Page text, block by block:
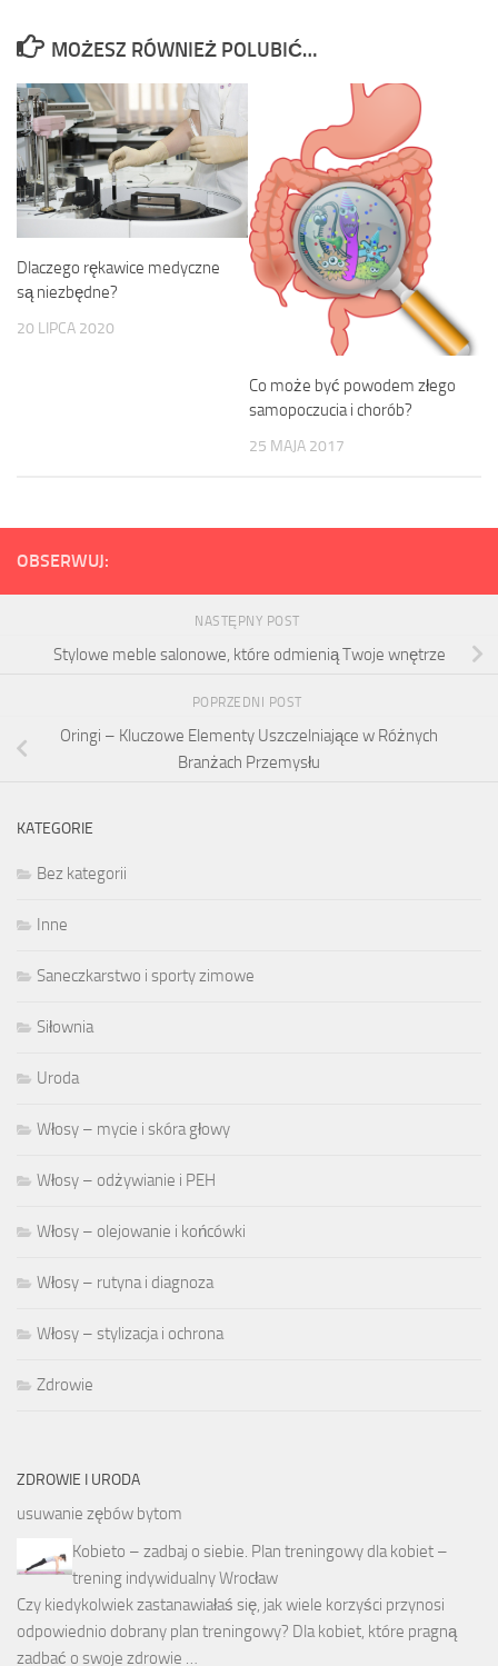
MOŻESZ RÓWNIEŻ POLUBIĆ…
Dlaczego rękawice medyczne
są niezbędne?
20 LIPCA 2020
Co może być powodem złego
samopoczucia i chorób?
25 MAJA 2017
OBSERWUJ:
NASTĘPNY POST
Stylowe meble salonowe, które odmienią Twoje wnętrze
POPRZEDNI POST
Oringi – Kluczowe Elementy Uszczelniające w Różnych
Branżach Przemysłu
KATEGORIE
Bez kategorii
Inne
Saneczkarstwo i sporty zimowe
Siłownia
Uroda
Włosy – mycie i skóra głowy
Włosy – odżywianie i PEH
Włosy – olejowanie i końcówki
Włosy – rutyna i diagnoza
Włosy – stylizacja i ochrona
Zdrowie
ZDROWIE I URODA
usuwanie zębów bytom
Kobieto – zadbaj o siebie. Plan treningowy dla kobiet –
trening indywidualny Wrocław
Czy kiedykolwiek zastanawiałaś się, jak wiele korzyści przynosi
odpowiednio dobrany plan treningowy? Dla kobiet, które pragną
zadbać o swoje zdrowie …